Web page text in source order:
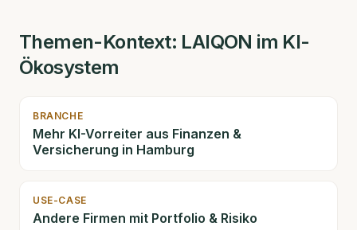
Themen-Kontext: LAIQON im KI-
Ökosystem
BRANCHE
Mehr KI-Vorreiter aus Finanzen &
Versicherung in Hamburg
USE-CASE
Andere Firmen mit Portfolio & Risiko